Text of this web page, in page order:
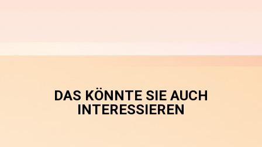
DAS KÖNNTE SIE AUCH
INTERESSIEREN